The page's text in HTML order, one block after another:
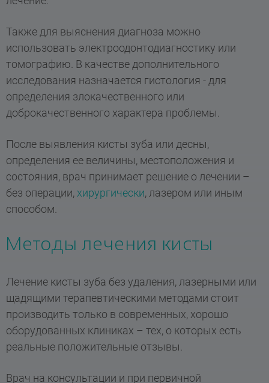
Также для выяснения диагноза можно
использовать электроодонтодиагностику или
томографию. В качестве дополнительного
исследования назначается гистология - для
определения злокачественного или
доброкачественного характера проблемы.
После выявления кисты зуба или десны,
определения ее величины, местоположения и
состояния, врач принимает решение о лечении –
без операции,хирургически, лазером или иным
способом.
Методы лечения кисты
Лечение кисты зуба без удаления, лазерными или
щадящими терапевтическими методами стоит
производить только в современных, хорошо
оборудованных клиниках – тех, о которых есть
реальные положительные отзывы.
Врач на консультации и при первичной